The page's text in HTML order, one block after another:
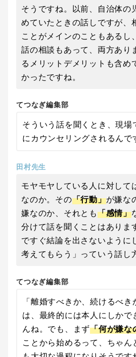
そうですね。以前、自治体の
めていたときの話しですが、
ことがメインのこともあるし
話の相談もあって、両方あり
るメリットデメリットも含め
かったですね。
てつなぎ編集部
そういう話を聞くとき、現場
にカウンセリングされるんで
田村先生
モヤモヤしている人に対して
なのか。その「行動」が嫌な
嫌なのか、それとも「感情」
分けて話を聞くことはありま
ですぐ結論を出さないように
考えてもらう」っていう話し
てつなぎ編集部
「離婚すべきか、続けるべ
は、最終的には本人にしかで
んね。でも、まず「何が嫌な
ことから始めるって、ちゃん